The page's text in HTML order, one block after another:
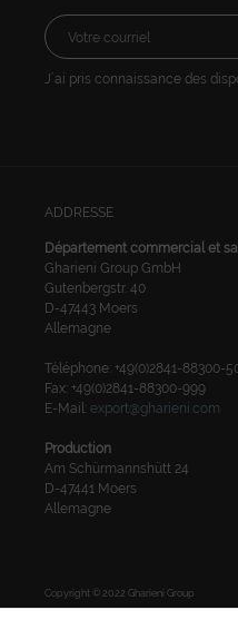
J´ai pris connaissance des
ADDRESSE
Département commercial et
Gharieni Group GmbH
Gutenbergstr. 40
D-47443 Moers
Allemagne
Téléphone: +49(0)2841-88300-
Fax: +49(0)2841-88300-999
E-Mail: export@gharieni.com
Production
Am Schürmannshütt 24
D-47441 Moers
Allemagne
Copyright © 2022 Gharieni Group